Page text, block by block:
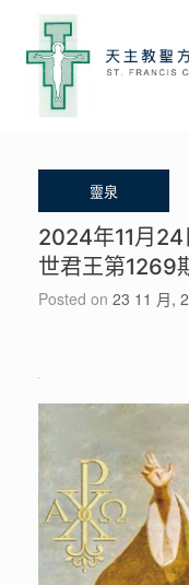
content
2024年11月24
世君王第1269
Posted on 23 11 月,